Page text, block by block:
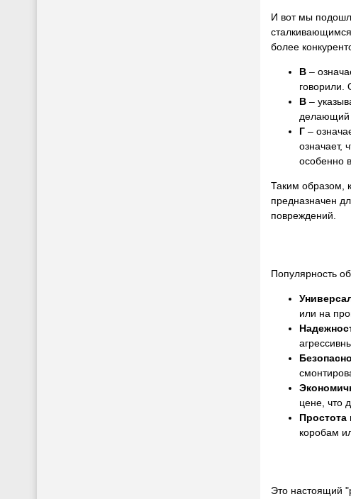
И вот мы
более
В –
говорили.
В –
делающий
Г –
означает,
особенно
Таким образом,
предназначен
повреждений.
Популярность
или на
цене, что
Простота
коробам
Это настоящий